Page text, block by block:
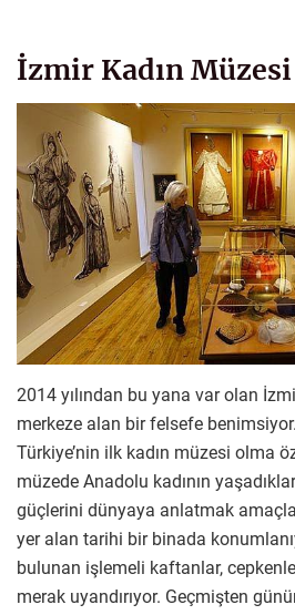
İzmir Kadın Müzesi
2014 yılından bu yana var olan
merkeze alan bir felsefe
Türkiye’nin ilk kadın müzesi olma
müzede Anadolu kadının
güçlerini dünyaya anlatmak
yer alan tarihi bir binada
bulunan işlemeli kaftanlar,
merak uyandırıyor. Geçmişten